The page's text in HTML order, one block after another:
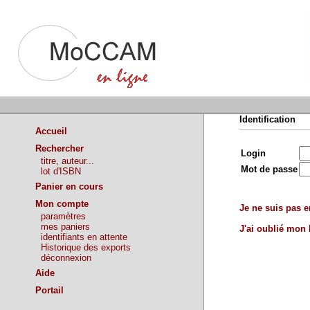
Accueil
Rechercher
titre, auteur...
lot d'ISBN
Panier en cours
Mon compte
paramètres
mes paniers
identifiants en attente
Historique des exports
déconnexion
Aide
Portail
Identification
Login
Mot de passe
Je ne suis pas
J'ai oublié mon